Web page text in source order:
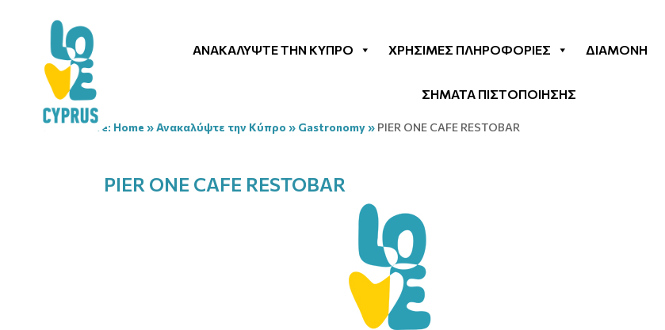
ΑΝΑΚΑΛΎΨΤΕ ΤΗΝ ΚΎΠΡΟ ΧΡΉΣΙΜΕΣ ΠΛΗΡΟΦΟΡΊΕΣ ΔΙΑΜΟΝΉ
ΣΗΜΑΤΑ ΠΙΣΤΟΠΟΙΗΣΗΣ
You are here: Home »Ανακαλύψτε την Κύπρο » Gastronomy» PIER ONE CAFE RESTOBAR
PIER ONE CAFE RESTOBAR